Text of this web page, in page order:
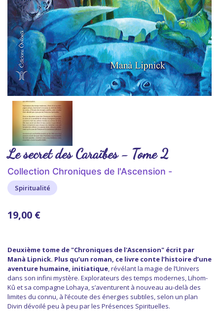
Le secret des Caraïbes - Tome 2
Collection Chroniques de l'Ascension -
Spiritualité
19,00 €
Deuxième tome de "Chroniques de l'Ascension" écrit par
Manà Lipnick. Plus qu’un roman, ce livre conte l’histoire d’une
aventure humaine, initiatique, révélant la magie de l’Univers
dans son infini mystère. Explorateurs des temps modernes, Lihom-
Kû et sa compagne Lohaya, s’aventurent à nouveau au-delà des
limites du connu, à l’écoute des énergies subtiles, selon un plan
Divin dévoilé peu à peu par les Présences Spirituelles.